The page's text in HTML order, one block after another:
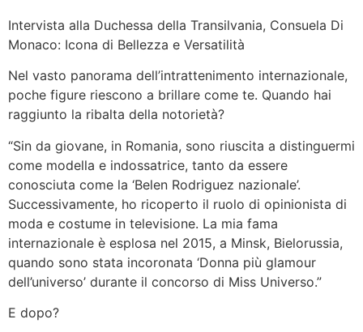
Intervista alla Duchessa della Transilvania, Consuela Di
Monaco: Icona di Bellezza e Versatilità
Nel vasto panorama dell’intrattenimento internazionale,
poche figure riescono a brillare come te. Quando hai
raggiunto la ribalta della notorietà?
“Sin da giovane, in Romania, sono riuscita a distinguermi
come modella e indossatrice, tanto da essere
conosciuta come la ‘Belen Rodriguez nazionale’.
Successivamente, ho ricoperto il ruolo di opinionista di
moda e costume in televisione. La mia fama
internazionale è esplosa nel 2015, a Minsk, Bielorussia,
quando sono stata incoronata ‘Donna più glamour
dell’universo’ durante il concorso di Miss Universo.”
E dopo?